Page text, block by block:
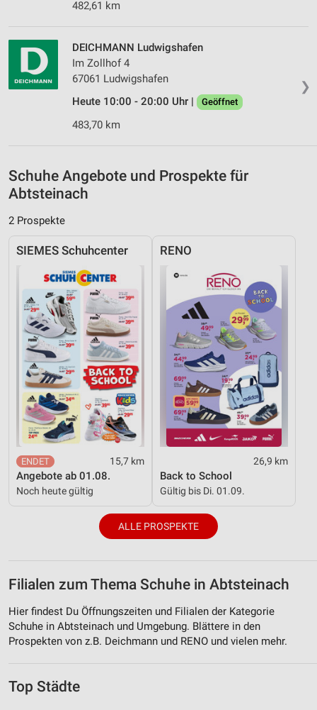
482,61 km
❯
DEICHMANN Ludwigshafen
Im Zollhof 4
67061 Ludwigshafen
Heute 10:00 - 20:00 Uhr |
Geöffnet
483,70 km
Schuhe Angebote und Prospekte für
Abtsteinach
2 Prospekte
SIEMES Schuhcenter
15,7 km
Angebote ab 01.08.
Noch heute gültig
RENO
26,9 km
Back to School
Gültig bis Di. 01.09.
ALLE PROSPEKTE
Filialen zum Thema Schuhe in Abtsteinach
Hier findest Du Öffnungszeiten und Filialen der Kategorie
Schuhe in Abtsteinach und Umgebung. Blättere in den
Prospekten von z.B. Deichmann und RENO und vielen mehr.
Top Städte
IAB-Besonderheiten:
Geräte anhand von aktiv angeforderten
Informationen identifizieren
Nicht-IAB-Verarbeitungszwecke:
Funktional